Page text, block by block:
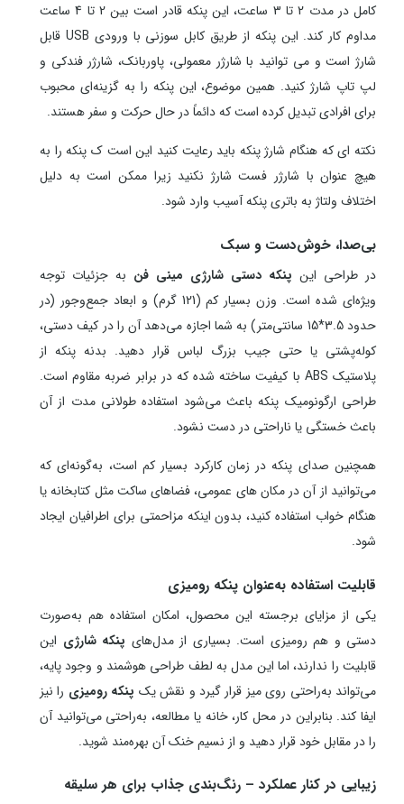
کامل در مدت 2 تا 3 ساعت، این پنکه قادر است بین 2 تا 4 ساعت
مداوم کار کند. این پنکه از طریق کابل سوزنی با ورودی USB قابل
شارژ است و می توانید با شارژر معمولی، پاوربانک، شارژر فندکی و
لپ تاپ شارژ کنید. همین موضوع، این پنکه را به گزینه‌ای محبوب
برای افرادی تبدیل کرده است که دائماً در حال حرکت و سفر هستند.
نکته ای که هنگام شارژ پنکه باید رعایت کنید این است ک پنکه را به
هیچ عنوان با شارژر فست شارژ نکنید زیرا ممکن است به دلیل
اختلاف ولتاژ به باتری پنکه آسیب وارد شود.
بی‌صدا، خوش‌دست و سبک
در طراحی این پنکه دستی شارژی مینی فن به جزئیات توجه
ویژه‌ای شده است. وزن بسیار کم (121 گرم) و ابعاد جمع‌وجور (در
حدود 3.5*15 سانتی‌متر) به شما اجازه می‌دهد آن را در کیف دستی،
کوله‌پشتی یا حتی جیب بزرگ لباس قرار دهید. بدنه پنکه از
پلاستیک ABS با کیفیت ساخته شده که در برابر ضربه مقاوم است.
طراحی ارگونومیک پنکه باعث می‌شود استفاده طولانی‌ مدت از آن
باعث خستگی یا ناراحتی در دست نشود.
همچنین صدای پنکه در زمان کارکرد بسیار کم است، به‌گونه‌ای که
می‌توانید از آن در مکان های عمومی، فضاهای ساکت مثل کتابخانه یا
هنگام خواب استفاده کنید، بدون اینکه مزاحمتی برای اطرافیان ایجاد
شود.
قابلیت استفاده به‌عنوان پنکه رومیزی
یکی از مزایای برجسته این محصول، امکان استفاده هم به‌صورت
دستی و هم رومیزی است. بسیاری از مدل‌های پنکه شارژی این
قابلیت را ندارند، اما این مدل به لطف طراحی هوشمند و وجود پایه،
می‌تواند به‌راحتی روی میز قرار گیرد و نقش یک پنکه رومیزی را نیز
ایفا کند. بنابراین در محل کار، خانه یا مطالعه، به‌راحتی می‌توانید آن
را در مقابل خود قرار دهید و از نسیم خنک آن بهره‌مند شوید.
زیبایی در کنار عملکرد – رنگ‌بندی جذاب برای هر سلیقه